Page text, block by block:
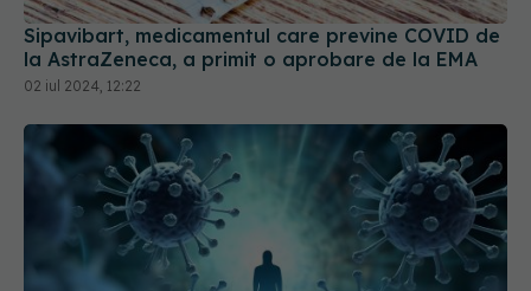
02 iul 2024, 12:22